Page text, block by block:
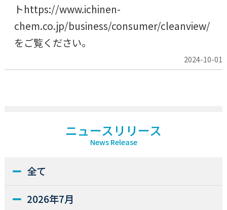
トhttps://www.ichinen-
chem.co.jp/business/consumer/cleanview/
をご覧ください。
2024-10-01
ニュースリリース
News Release
全て
2026年7月